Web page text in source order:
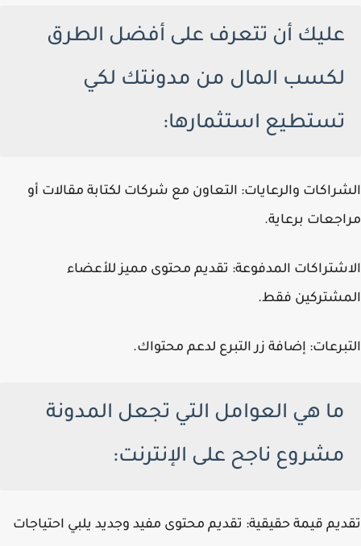
عليك أن تتعرف على أفضل الطرق
لكسب المال من مدونتك لكي
تستطيع استثمارها:
الشراكات والرعايات: التعاون مع شركات لكتابة مقالات أو
مراجعات برعاية.
الاشتراكات المدفوعة: تقديم محتوى مميز للأعضاء
المشتركين فقط.
التبرعات: إضافة زر التبرع لدعم محتواك.
ما هي العوامل التي تجعل المدونة
مشروع ناجح على الإنترنت:
تقديم قيمة حقيقية: تقديم محتوى مفيد وجديد يلبي احتياجات